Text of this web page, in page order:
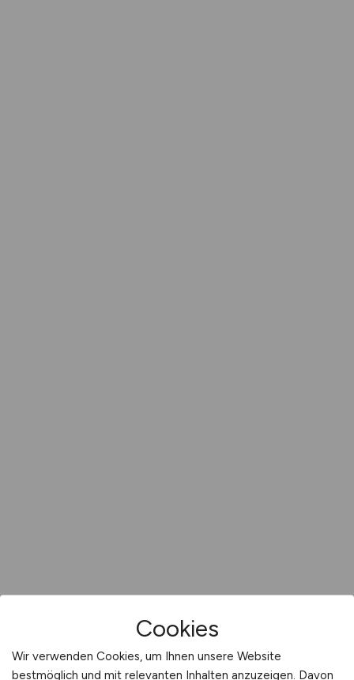
Cookies
Wir verwenden Cookies, um Ihnen unsere Website
bestmöglich und mit relevanten Inhalten anzuzeigen. Davon